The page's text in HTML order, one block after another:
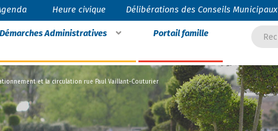
Heure civique Délibérations des Conseils Municipaux
Démarches Administratives Portail famille
et la circulation rue Paul Vaillant-Couturier